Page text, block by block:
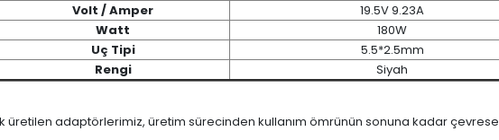
Volt / Amper
19.5V 9.23A
Watt
180W
Uç Tipi
5.5*2.5mm
Rengi
Siyah
üretilen adaptörlerimiz, üretim sürecinden kullanım ömrünün sonuna kadar